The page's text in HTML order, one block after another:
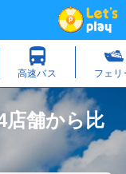
店舗から比